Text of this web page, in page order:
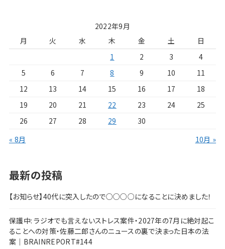
2022年9月
月
火 水 木 金 土
日
1
2 3
4
5
6 7 8 9 10
11
12
13 14 15 16 17
18
19
20 21 22 23 24
25
26
27 28 29
30
« 8月
10月 »
最新の投稿
【お知らせ】40代に突入したので○○○○になることに決めました！
保護中: ラジオでも言えないストレス案件・2027年の7月に絶対起こ
ることへの対策・佐藤二郎さんのニュースの裏で決まった日本の法
案｜BRAINREPORT#144